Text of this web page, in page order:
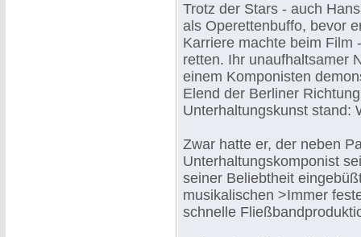
Trotz der Stars - auch
als Operettenbuffo, bevor
Karriere machte beim Film
retten. Ihr unaufhaltsamer
einem Komponisten
Elend der Berliner
Unterhaltungskunst stand:
Zwar hatte er, der neben
Unterhaltungskomponist
seiner Beliebtheit
musikalischen >Immer
schnelle